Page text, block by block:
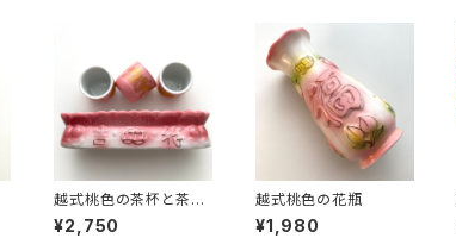
越式桃色の茶杯と茶盤
セット
¥2,750
越式桃色の花瓶
¥1,980